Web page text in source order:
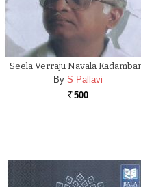
Seela Verraju Navala
By S Pallavi
Rs. 500